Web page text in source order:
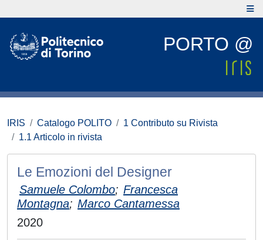
PORTO @
IRIS Catalogo POLITO
1 Contributo su Rivista
1.1 Articolo in rivista
Le Emozioni del Designer
Samuele Colombo; Francesca
Montagna; Marco Cantamessa
2020